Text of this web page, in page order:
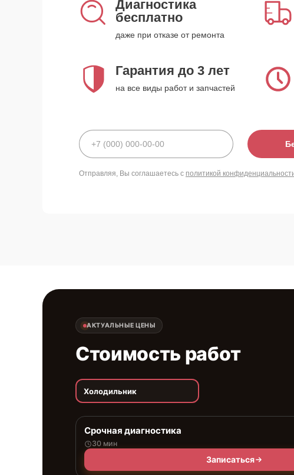
Диагностика
бесплатно
даже при отказе от ремонта
Гарантия до 3 лет
на все виды работ и запчастей
Отправляя, Вы соглашаетесь с политикой
АКТУАЛЬНЫЕ ЦЕНЫ
Стоимость работ
Холодильник
Срочная диагностика
30 мин
Записаться